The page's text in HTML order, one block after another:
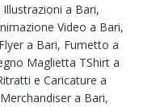
Illustrazioni a Bari,
Video a Bari,
a Bari, Fumetto a
Maglietta TShirt a
e Caricature a
a Bari,